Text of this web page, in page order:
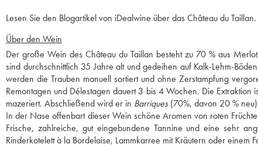
Lesen Sie den Blogartikel von iDealwine über das Château du Taillan.
Über den Wein
Der große Wein des Château du Taillan besteht zu 70 % aus
sind durchschnittlich 35 Jahre alt und gedeihen auf Kalk-Lehm-
werden die Trauben manuell sortiert und ohne Zerstampfung
Remontagen und Délestagen dauert 3 bis 4 Wochen. Die
mazeriert. Abschließend wird er in Barriques (70%, davon 20 %
In der Nase offenbart dieser Wein schöne Aromen von roten
Frische, zahlreiche, gut eingebundene Tannine und eine sehr
Rinderkotelett à la Bordelaise, Lammkarree mit Kräutern oder einem